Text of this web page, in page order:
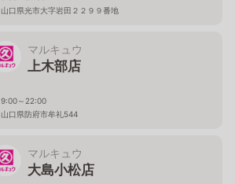
山口県光市大字岩田２２９９番地
マルキュウ
上木部店
9:00～22:00
山口県防府市牟礼544
マルキュウ
大島小松店